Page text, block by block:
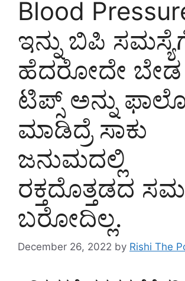
Blood
ಇನ್ನು ಬಿಪಿ
ಹೆದರೋದೇ
ಟಿಪ್ಸ್ ಅನ್ನು
ಮಾಡಿದ್ರೆ ಸಾಕು
ಜನುಮದಲ್ಲಿ
ರಕ್ತದೊತ್ತಡದ
ಬರೋದಿಲ್ಲ.
December 26, 2022 by Rishi The